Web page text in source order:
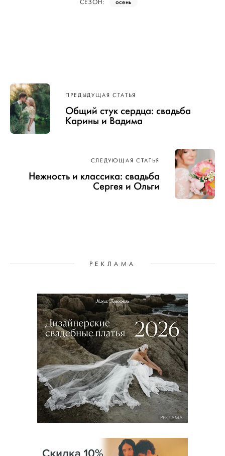
СЕЗОН: осень
Навигация
по записям
ПРЕДЫДУЩАЯ СТАТЬЯ
Общий стук сердца: свадьба
Карины и Вадима
СЛЕДУЮЩАЯ СТАТЬЯ
Нежность и классика: свадьба
Сергея и Ольги
РЕКЛАМА
РЕКЛАМА